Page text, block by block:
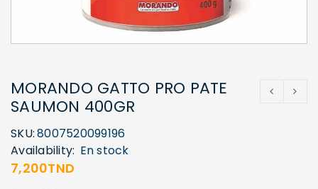
MORANDO GATTO PRO PATE
SAUMON 400GR
SKU:8007520099196
Availability: En stock
7,200TND